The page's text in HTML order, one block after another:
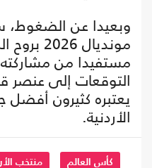
وبعيدا عن الضغوط،
مونديال
مستفيدا من
التوقعات إلى عنصر
يعتبره كثيرون أفضل
الأردنية.
كأس العالم منتخب